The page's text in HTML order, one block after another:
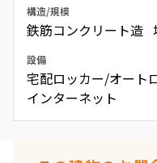
構造/規模
鉄筋コンクリート造
設備
宅配ロッカー/オート
インターネット